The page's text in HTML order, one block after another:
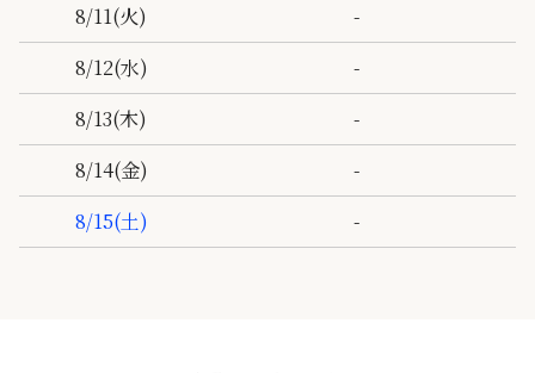
8/11(火)
-
8/12(水)
-
8/13(木)
-
8/14(金)
-
8/15(土) -